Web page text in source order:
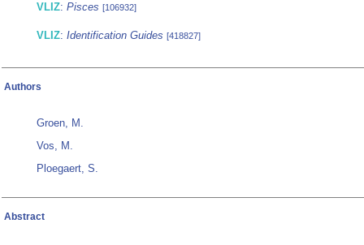
VLIZ: Pisces [106932]
VLIZ: Identification Guides [418827]
Authors
Groen, M.
Vos, M.
Ploegaert, S.
Abstract